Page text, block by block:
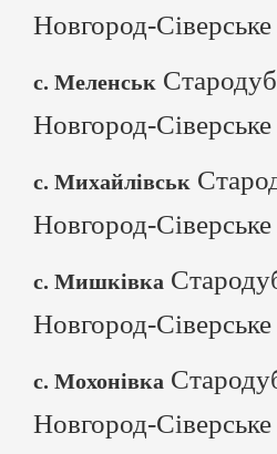
Новгород-
с. Меленськ
Новгород-
с. Михайлівськ
Новгород-
с. Мишківка
Новгород-
с. Мохонівка
Новгород-